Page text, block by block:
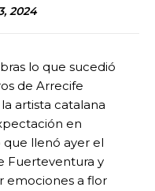
2024
lo que sucedió
de Arrecife
artista catalana
en
llenó ayer el
Fuerteventura y
emociones a flor